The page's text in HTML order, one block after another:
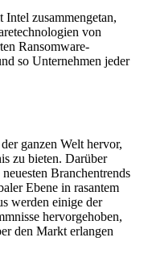
zusammengetan,
von
Ransomware-
so Unternehmen jeder
ganzen Welt hervor,
zu bieten. Darüber
Branchentrends
Ebene in rasantem
werden einige der
hervorgehoben,
den Markt erlangen